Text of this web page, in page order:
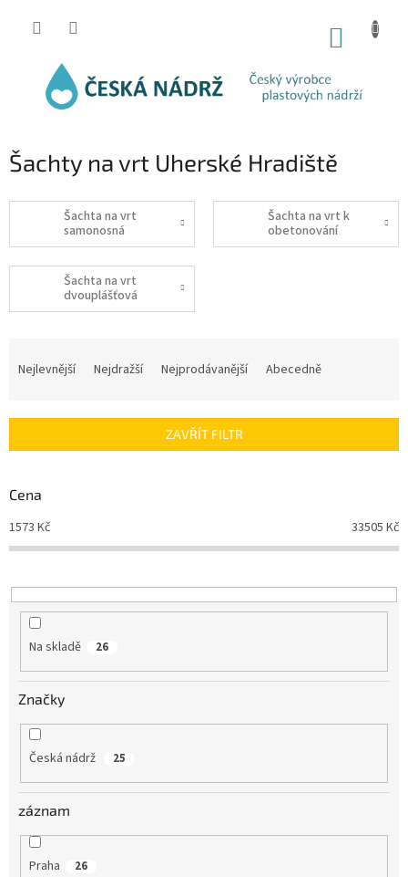
Šachty na vrt Uherské Hradiště
Šachta na vrt
samonosná
Šachta na vrt k
obetonování
Šachta na vrt
dvouplášťová
í
r
o
d
u
t
ů
Nejlevnější Nejdražší Nejprodávanější Abecedně
ZAVŘÍT FILTR
Cena
1573 Kč 33505 Kč
Na skladě 26
Značky
Česká nádrž 25
záznam
Praha 26